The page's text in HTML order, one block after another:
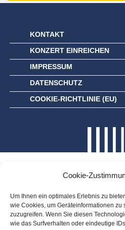
Cookie-
Um Ihnen ein optimales Erlebnis zu
wie Cookies, um Geräteinformationen zu
zuzugreifen. Wenn Sie diesen
wie das Surfverhalten oder eindeutige
KONTAKT
KONZERT EINREICHEN
IMPRESSUM
DATENSCHUTZ
COOKIE-RICHTLINIE (EU)